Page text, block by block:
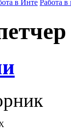
в Инте Работа в